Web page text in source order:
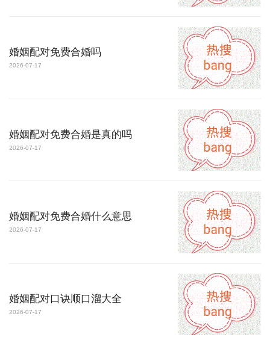
婚姻配对免费合婚吗
2026-07-17
婚姻配对免费合婚是真的吗
2026-07-17
婚姻配对免费合婚什么意思
2026-07-17
婚姻配对口诀顺口溜大全
2026-07-17